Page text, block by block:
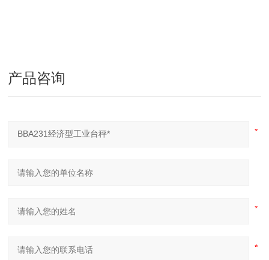
产品咨询